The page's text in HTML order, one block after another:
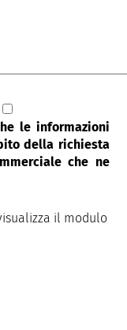
le informazioni
della richiesta
che ne
il modulo